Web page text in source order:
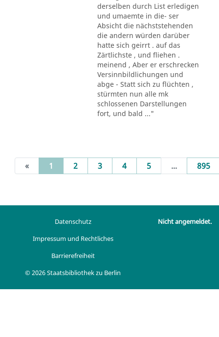
derselben durch List erledigen
und umaemte in die- ser
Absicht die nächststehenden
die andern würden darüber
hatte sich geirrt . auf das
Zärtlichste , und fliehen .
meinend , Aber er erschrecken
Versinnbildlichungen und
abge - Statt sich zu flüchten ,
stürmten nun alle mk
schlossenen Darstellungen
fort, und bald ..."
« 1 (current)
2 3 4 5 ... 895
Datenschutz
Impressum und Rechtliches
Barrierefreiheit
© 2026 Staatsbibliothek zu Berlin
Nicht angemeldet.